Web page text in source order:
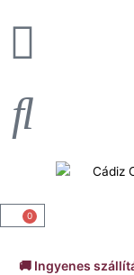
0
Kosár
🚚 Ingyenes